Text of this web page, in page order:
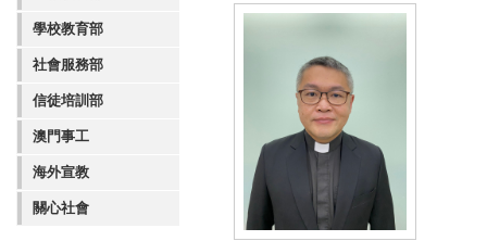
學校教育部
社會服務部
信徒培訓部
澳門事工
海外宣教
關心社會